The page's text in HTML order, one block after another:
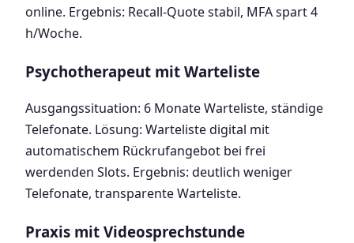
online. Ergebnis: Recall-Quote stabil, MFA spart 4
h/Woche.
Psychotherapeut mit Warteliste
Ausgangssituation: 6 Monate Warteliste, ständige
Telefonate. Lösung: Warteliste digital mit
automatischem Rückrufangebot bei frei
werdenden Slots. Ergebnis: deutlich weniger
Telefonate, transparente Warteliste.
Praxis mit Videosprechstunde